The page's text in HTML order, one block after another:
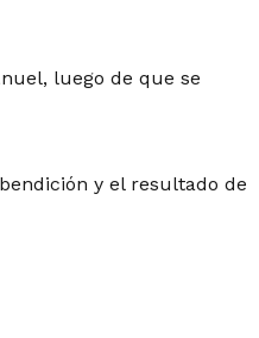
luego de que se
y el resultado de